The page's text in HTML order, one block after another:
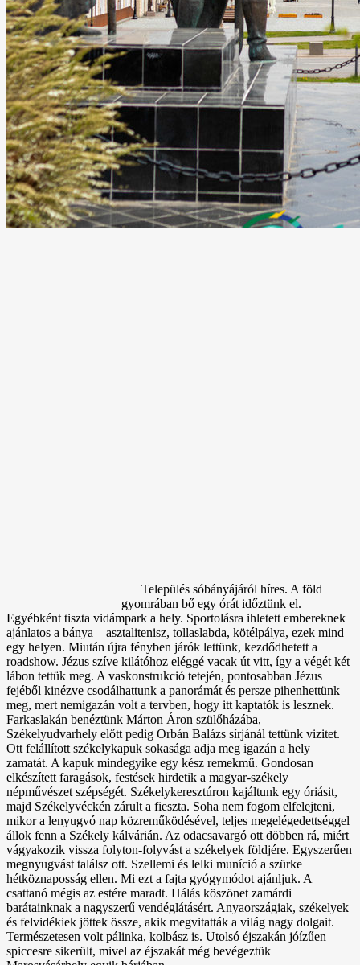
Település sóbányájáról híres. A föld
gyomrában bő egy órát időztünk el.
Egyébként tiszta vidámpark a hely. Sportolásra ihletett embereknek
ajánlatos a bánya – asztalitenisz, tollaslabda, kötélpálya, ezek mind
egy helyen. Miután újra fényben járók lettünk, kezdődhetett a
roadshow. Jézus szíve kilátóhoz eléggé vacak út vitt, így a végét két
lábon tettük meg. A vaskonstrukció tetején, pontosabban Jézus
fejéből kinézve csodálhattunk a panorámát és persze pihenhettünk
meg, mert nemigazán volt a tervben, hogy itt kaptatók is lesznek.
Farkaslakán benéztünk Márton Áron szülőházába,
Székelyudvarhely előtt pedig Orbán Balázs sírjánál tettünk vizitet.
Ott felállított székelykapuk sokasága adja meg igazán a hely
zamatát. A kapuk mindegyike egy kész remekmű. Gondosan
elkészített faragások, festések hirdetik a magyar-székely
népművészet szépségét. Székelykeresztúron kajáltunk egy óriásit,
majd Székelyvéckén zárult a fieszta. Soha nem fogom elfelejteni,
mikor a lenyugvó nap közreműködésével, teljes megelégedettséggel
állok fenn a Székely kálvárián. Az odacsavargó ott döbben rá, miért
vágyakozik vissza folyton-folyvást a székelyek földjére. Egyszerűen
megnyugvást találsz ott. Szellemi és lelki muníció a szürke
hétköznaposság ellen. Mi ezt a fajta gyógymódot ajánljuk. A
csattanó mégis az estére maradt. Hálás köszönet zamárdi
barátainknak a nagyszerű vendéglátásért. Anyaországiak, székelyek
és felvidékiek jöttek össze, akik megvitatták a világ nagy dolgait.
Természetesen volt pálinka, kolbász is. Utolsó éjszakán jóízűen
spiccesre sikerült, mivel az éjszakát még bevégeztük